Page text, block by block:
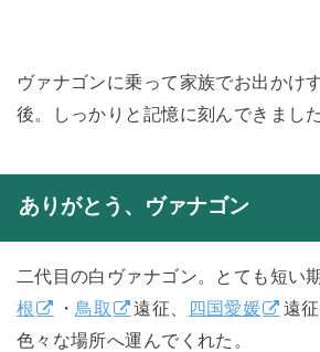
ヴァナゴンに乗って家族でお出かけ
後。しっかりと記憶に刻んできました
ありがとう、ヴァナゴン
二代目の白ヴァナゴン。とても短い
根
・鳥取 遠征、 四国愛媛
遠
色々な場所へ運んでくれた。